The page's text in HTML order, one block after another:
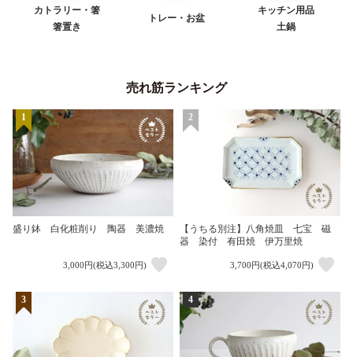
カトラリー・箸
箸置き
トレー・お盆
キッチン用品
土鍋
売れ筋ランキング
1
盛り鉢 白化粧削り 陶器 美濃焼
3,000円(税込3,300円)
2
【うちる別注】八角焼皿 七宝 磁
器 染付 有田焼 伊万里焼
3,700円(税込4,070円)
3 4